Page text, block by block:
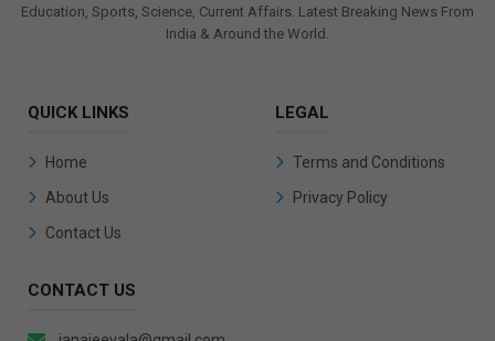
Education, Sports, Science, Current Affairs. Latest Breaking News From
India & Around the World.
QUICK LINKS
Home
About Us
Contact Us
LEGAL
Terms and Conditions
Privacy Policy
CONTACT US